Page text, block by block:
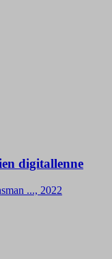
digitallenne
..., 2022